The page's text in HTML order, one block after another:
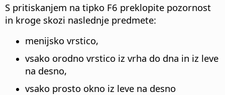
S pritiskanjem na tipko F6 preklopite pozornost
in kroge skozi naslednje predmete:
menijsko vrstico,
vsako orodno vrstico iz vrha do dna in iz leve
na desno,
vsako prosto okno iz leve na desno